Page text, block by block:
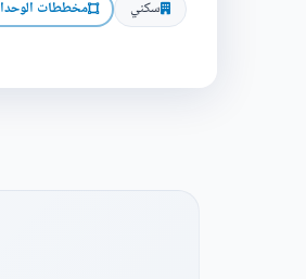
سكني مخططات